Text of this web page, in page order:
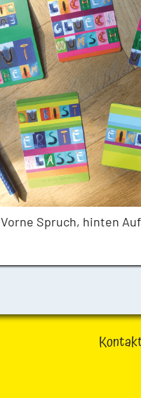
Vorne Spruch, hinten